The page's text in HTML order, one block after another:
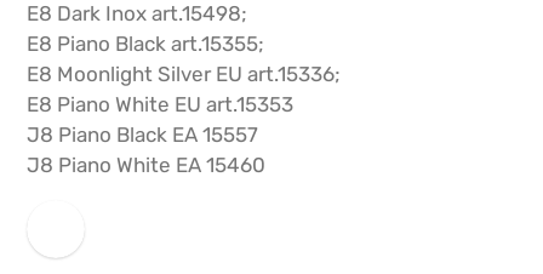
E8 Dark Inox art.15498;
E8 Piano Black art.15355;
E8 Moonlight Silver EU art.15336;
E8 Piano White EU art.15353
J8 Piano Black EA 15557
J8 Piano White EA 15460